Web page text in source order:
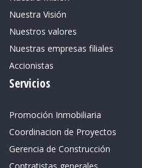
Nuestra Visión
Nuestros valores
Nuestras empresas filiales
Accionistas
Servicios
Promoción Inmobiliaria
Coordinacion de Proyectos
Gerencia de Construcción